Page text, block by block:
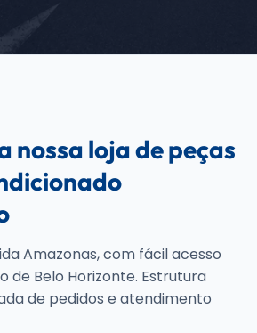
nossa loja de peças
Amazonas, com fácil acesso
de Belo Horizonte. Estrutura
de pedidos e atendimento